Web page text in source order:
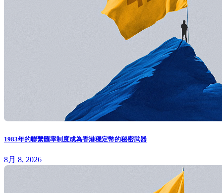
1983年的聯繫匯率制度成為香港穩定幣的秘密武器
8月 8, 2026